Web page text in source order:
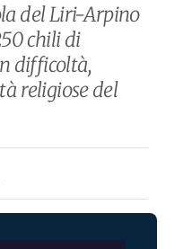
del Liri-Arpino
chili di
difficoltà,
religiose del